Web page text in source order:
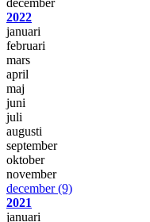
december
2022
januari
februari
mars
april
maj
juni
juli
augusti
september
oktober
november
december(9)
2021
januari